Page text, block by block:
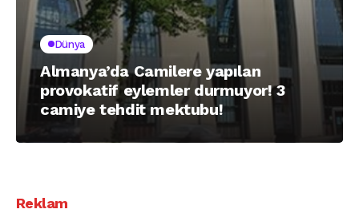
Dünya
Almanya’da Camilere yapılan
provokatif eylemler durmuyor! 3
camiye tehdit mektubu!
Reklam